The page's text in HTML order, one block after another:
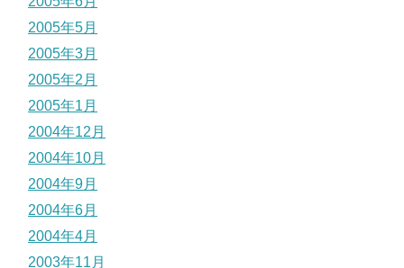
2005年5月
2005年3月
2005年2月
2005年1月
2004年12月
2004年10月
2004年9月
2004年6月
2004年4月
2003年11月